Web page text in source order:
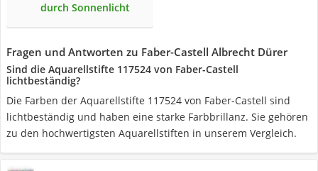
durch Sonnenlicht
Fragen und Antworten zu Faber-Castell Albrecht Dürer
Sind die Aquarellstifte 117524 von Faber-Castell
lichtbeständig?
Die Farben der Aquarellstifte 117524 von Faber-Castell sind
lichtbeständig und haben eine starke Farbbrillanz. Sie gehören
zu den hochwertigsten Aquarellstiften in unserem Vergleich.